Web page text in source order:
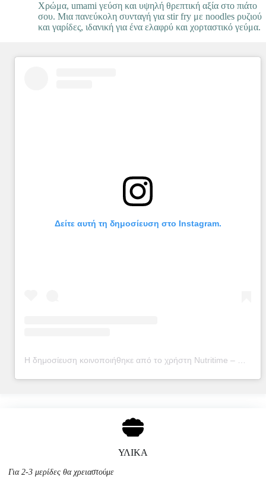
Χρώμα, umami γεύση και υψηλή θρεπτική αξία στο πιάτο
σου. Μια πανεύκολη συνταγή για stir fry με noodles ρυζιού
και γαρίδες, ιδανική για ένα ελαφρύ και χορταστικό γεύμα.
Δείτε αυτή τη δημοσίευση στο Instagram.
Η δημοσίευση κοινοποιήθηκε από το χρήστη Nutritime – Μαρία Βουτσινά (@nutritime_mv)
ΥΛΙΚΑ
Για 2-3 μερίδες θα χρειαστούμε